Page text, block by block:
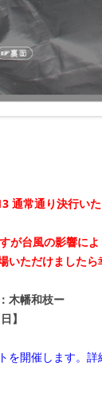
通常通り決行いた
が台風の影響に
ただけましたら
木幡和枝ー
】
開催します。